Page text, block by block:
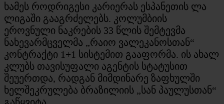
ხამეს როდრიგესი კარიერას ესპანეთის ლა
ლიგაში გააგრძელებს. კოლუმბიის
ეროვნული ნაკრების 33 წლის შემტევმა
ნახევარმცველმა „რაიო ვალეკანოსთან“
კონტრაქტი 1+1 სისტემით გააფორმა. ის ახალ
კლუბს თავისუფალი აგენტის სტატუსით
შეუერთდა, რადგან მიმდინარე ზაფხულში
ხელშეკრულება ბრაზილიის „სან პაულუსთან“